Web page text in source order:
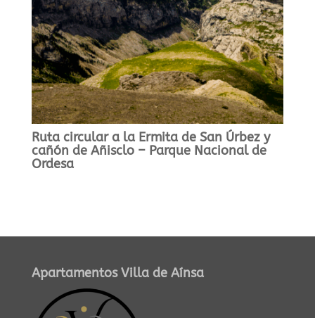
Ruta circular a la Ermita de San Úrbez y
cañón de Añisclo – Parque Nacional de
Ordesa
Apartamentos Villa de Aínsa